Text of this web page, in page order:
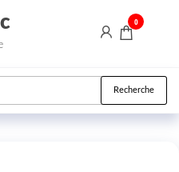
0
Recherche